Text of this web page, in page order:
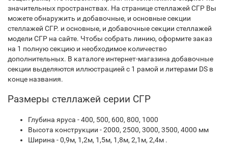
значительных пространствах. На странице стеллажей СГР Вы
можете обнаружить и добавочные, и основные секции
стеллажей СГР. и основные, и добавочные секции стеллажей
модели СГР на сайте. Чтобы собрать линию, оформите заказ
на 1 полную секцию и необходимое количество
дополнительных. В каталоге интернет-магазина добавочные
секции выделяются иллюстрацией с 1 рамой и литерами DS в
конце названия.
Размеры стеллажей серии СГР
Глубина яруса - 400, 500, 600, 800, 1000
Высота конструкции - 2000, 2500, 3000, 3500, 4000 мм
Ширина - 0,9м, 1,2м, 1,5м, 1,8м, 2,1м, 2,4м .